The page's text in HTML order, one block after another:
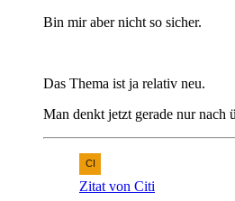
Bin mir aber nicht so sicher.
Das Thema ist ja relativ neu.
Man denkt jetzt gerade nur nach
Zitat von Citi